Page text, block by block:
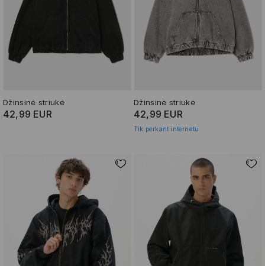
Džinsinė striukė
42,99 EUR
Džinsinė striukė
42,99 EUR
Tik perkant internetu